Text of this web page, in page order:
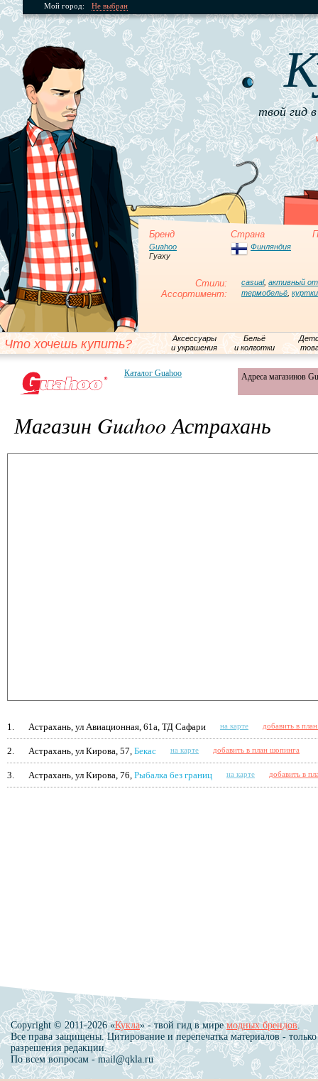
Мой город: Не выбран
твой гид
Бренд Страна
Guahoo
Гуаху
Финляндия
Стили: casual, активный
Ассортимент: термобельё куртки
Что хочешь купить?
Аксессуары
и украшения
Бельё
и колготки
Каталог Guahoo Адреса магазинов
Магазин Guahoo Астрахань
1. Астрахань, ул Авиационная, 61а, ТД Сафари на карте добавить в
2. Астрахань, ул Кирова, 57, Бекас на карте добавить в план шопинга
3. Астрахань, ул Кирова, 76, Рыбалка без границ на карте добавить в
Copyright © 2011-2026 «Кукла» - твой гид в миремодных брендов.
Все права защищены. Цитирование и перепечатка материалов - только
разрешения редакции.
По всем вопросам - mail@qkla.ru